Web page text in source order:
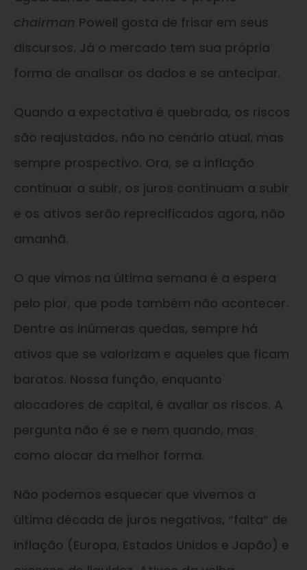
chairman Powell gosta de frisar em seus
discursos. Já o mercado tem sua própria
forma de analisar os dados e se antecipar.
Quando a expectativa é quebrada, os riscos
são reajustados, não no cenário atual, mas
sempre prospectivo. Ora, se a inflação
continuar a subir, os juros continuam a subir
e os ativos serão reprecificados agora, não
amanhã.
O que vimos na última semana é a espera
pelo pior, que pode também não acontecer.
Dentre as inúmeras quedas, sempre há
ativos que se valorizam e aqueles que ficam
baratos. Nossa função, enquanto
alocadores de capital, é avaliar os riscos. A
pergunta não é se e nem quando, mas
como alocar da melhor forma.
Não podemos esquecer que vivemos a
última década de juros negativos, “falta” de
inflação (Europa, Estados Unidos e Japão) e